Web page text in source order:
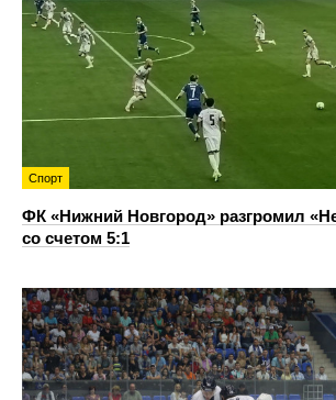
Спорт
ФК «Нижний Новгород» разгромил
со счетом 5:1